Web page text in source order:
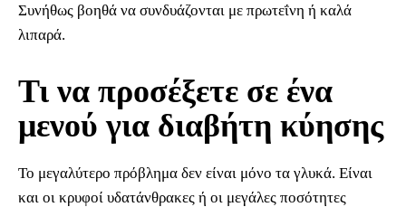
Συνήθως βοηθά να συνδυάζονται με πρωτεΐνη ή καλά
λιπαρά.
Τι να προσέξετε σε ένα
μενού για διαβήτη κύησης
Το μεγαλύτερο πρόβλημα δεν είναι μόνο τα γλυκά. Είναι
και οι κρυφοί υδατάνθρακες ή οι μεγάλες ποσότητες